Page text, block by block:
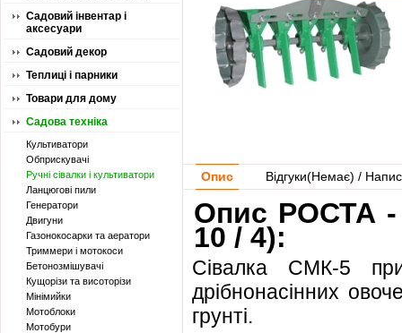
Садовий інвентар і
аксесуари
Садовий декор
Теплиці і парники
Товари для дому
Садова техніка
Культиватори
Обприскувачі
Ручні сівалки і культиватори
Ланцюгові пили
Генератори
Двигуни
Газонокосарки та аератори
Триммери і мотокоси
Бетонозмішувачі
Кущорізи та висоторізи
Мінімийки
Мотоблоки
Мотобури
Опис Відгуки(Немає) /
Опис РОСТА -
10 / 4):
Сівалка СМК-5
дрібнонасінних
грунті.